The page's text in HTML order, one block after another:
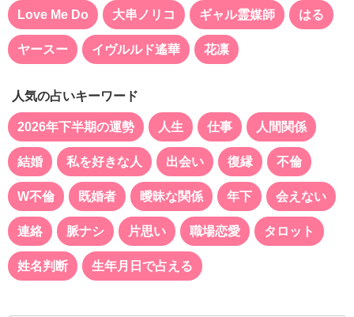
Love Me Do 大串ノリコ ギャル霊媒師 はる
ヤースー イヴルルド遙華 花凛
人気の占いキーワード
2026年下半期の運勢 人生 仕事 人間関係
結婚 私を好きな人 出会い 復縁 不倫
W不倫 既婚者 曖昧な関係 年下 会えない
連絡 脈ナシ 片思い 職場恋愛 タロット
姓名判断 生年月日で占える